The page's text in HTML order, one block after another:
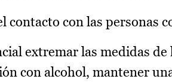
contacto con las personas
extremar las medidas
con alcohol, mantener